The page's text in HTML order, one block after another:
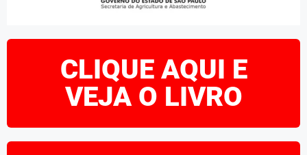
CLIQUE AQUI E
VEJA O LIVRO